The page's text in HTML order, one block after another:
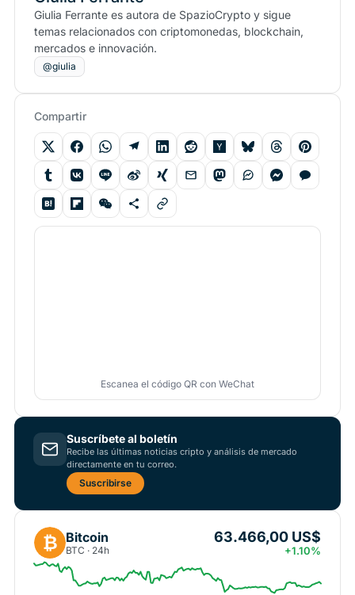
Giulia Ferrante es autora de SpazioCrypto y sigue
temas relacionados con criptomonedas, blockchain,
mercados e innovación.
@giulia
Compartir
Escanea el código QR con WeChat
Suscríbete al boletín
Recibe las últimas noticias cripto y análisis de mercado
directamente en tu correo.
Suscribirse
₿ Bitcoin
BTC · 24h
63.466,00 US$
+1.10%